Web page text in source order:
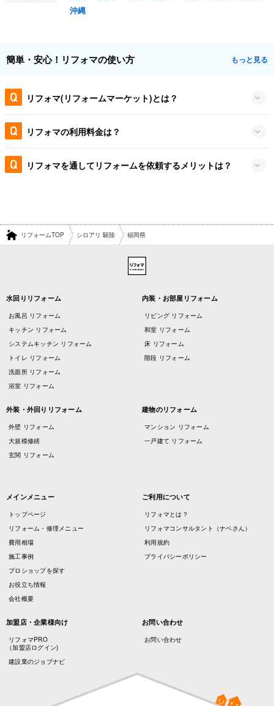
沖縄
簡単・安心！リフォマの使い方 もっと見る
リフォマ(リフォームマーケット)とは？
リフォマの利用料金は？
リフォマを通してリフォームを依頼するメリットは？
リフォームTOP シロアリ 駆除 福岡県
水回りリフォーム
お風呂 リフォーム
キッチン リフォーム
システムキッチン リフォーム
トイレ リフォーム
洗面所 リフォーム
浴室 リフォーム
内装・お部屋リフォーム
リビング リフォーム
和室 リフォーム
床 リフォーム
階段 リフォーム
外装・外回りリフォーム
外壁 リフォーム
大規模修繕
玄関 リフォーム
建物のリフォーム
マンション リフォーム
一戸建て リフォーム
メインメニュー
トップページ
リフォーム・修理メニュー
費用相場
施工事例
プロショップを探す
お役立ち情報
会社概要
ご利用について
リフォマとは？
リフォマコンサルタント（ナベさん）
利用規約
プライバシーポリシー
加盟店・企業様向け
リフォマPRO
（加盟店ログイン)
建設業のジョブナビ
お問い合わせ
お問い合わせ